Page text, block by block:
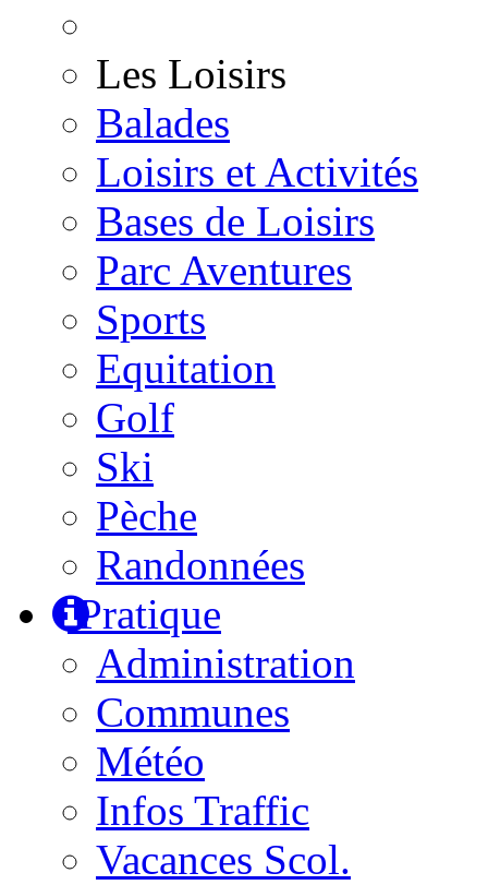
Les Loisirs
Balades
Loisirs et Activités
Bases de Loisirs
Parc Aventures
Sports
Equitation
Golf
Ski
Pèche
Randonnées
Pratique
Administration
Communes
Météo
Infos Traffic
Vacances Scol.